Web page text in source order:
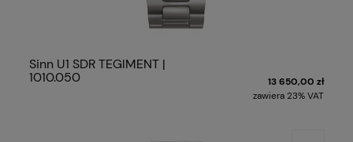
Sinn U1 SDR TEGIMENT |
1010.050
13 650,00 zł
zawiera 23% VAT